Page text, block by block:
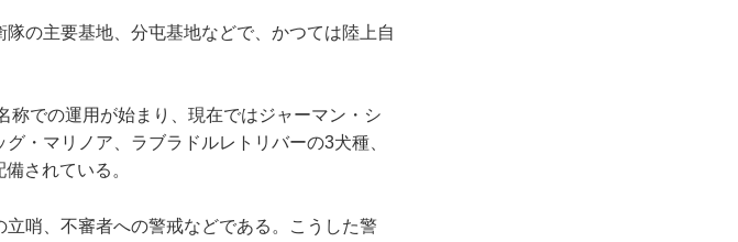
の主要基地、分屯基地などで、かつては陸上自
での運用が始まり、現在ではジャーマン・シ
・マリノア、ラブラドルレトリバーの3犬種、
されている。
哨、不審者への警戒などである。こうした警